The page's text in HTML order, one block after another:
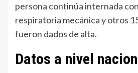
persona continúa internada
respiratoria mecánica y otros
fueron dados de alta.
Datos a nivel